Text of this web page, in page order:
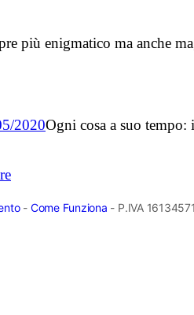
più enigmatico ma anche
2020Ogni cosa a suo tempo:
- Come Funziona - P.IVA